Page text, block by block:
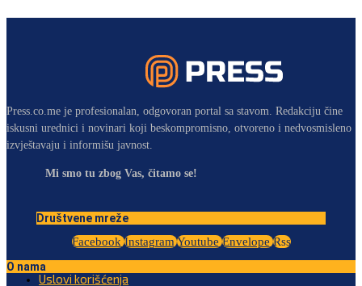
Press.co.me je profesionalan, odgovoran portal sa stavom. Redakciju čine
iskusni urednici i novinari koji beskompromisno, otvoreno i nedvosmisleno
izvještavaju i informišu javnost.
Mi smo tu zbog Vas, čitamo se!
Društvene mreže
Facebook Instagram Youtube Envelope Rss
O nama
Uslovi korišćenja